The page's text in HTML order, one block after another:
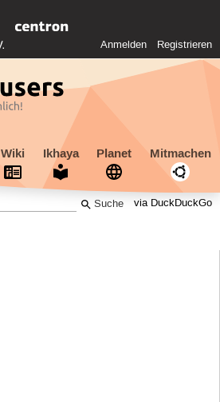
Anmelden Registrieren
Wiki Ikhaya Planet Mitmachen
via DuckDuckGo